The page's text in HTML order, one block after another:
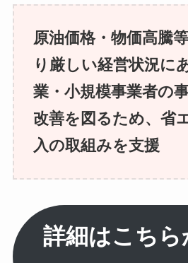
原油価格・物価高騰
り厳しい経営状況に
業・小規模事業者の
改善を図るため、省
入の取組みを支援
詳細はこち